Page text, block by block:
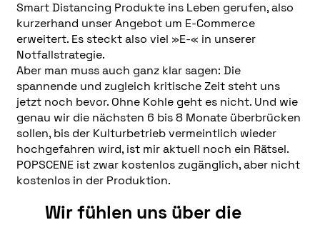
Smart Distancing Produkte ins Leben gerufen, also
kurzerhand unser Angebot um E-Commerce
erweitert. Es steckt also viel »E-« in unserer
Notfallstrategie.
Aber man muss auch ganz klar sagen: Die
spannende und zugleich kritische Zeit steht uns
jetzt noch bevor. Ohne Kohle geht es nicht. Und wie
genau wir die nächsten 6 bis 8 Monate überbrücken
sollen, bis der Kulturbetrieb vermeintlich wieder
hochgefahren wird, ist mir aktuell noch ein Rätsel.
POPSCENE ist zwar kostenlos zugänglich, aber nicht
kostenlos in der Produktion.
Wir fühlen uns über die